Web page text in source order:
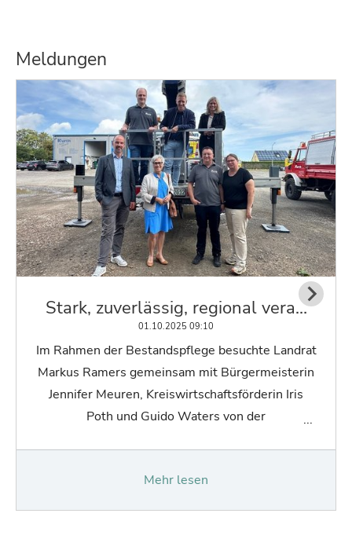
Meldungen
Stark, zuverlässig, regional vera…
01.10.2025 09:10
Im Rahmen der Bestandspflege besuchte Landrat
Markus Ramers gemeinsam mit Bürgermeisterin
Jennifer Meuren, Kreiswirtschaftsförderin Iris
Poth und Guido Waters von der
Autokrane…
Mehr lesen